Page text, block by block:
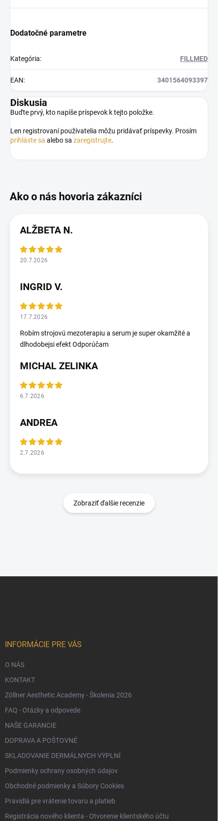
Dodatočné parametre
Kategória: FILLMED
EAN: 3401564093397
Diskusia
Buďte prvý, kto napíše príspevok k tejto položke.
Len registrovaní používatelia môžu pridávať príspevky. Prosím
prihláste sa alebo sa zaregistrujte.
ALŽBETA N.
20.7.2026
INGRID V.
17.7.2026
Robím strojovú mezoterapiu a serum je super okamžité a
dlhodobejsi efekt Odporúčam
MICHAL ZELINKA
6.7.2026
ANDREA
2.7.2026
Zobraziť ďalšie recenzie
INFORMÁCIE PRE VÁS
O NÁS
KONTAKT
Zöllner Aesthetic Academy - Školenia 2026
FAQ - Otázky a odpovede
NAŠE GARANCIE
DOPRAVA A POŠTOVNÉ
SKLADOVANIE DERMÁLNYCH VÝPLNÍ
Podmienky ochrany osobných údajov
Obchodné podmienky a Súbory Cookies
Pravidlá pre vrátenie tovaru a platieb
Registrácia nového klienta - Otvorenie klientského účtu